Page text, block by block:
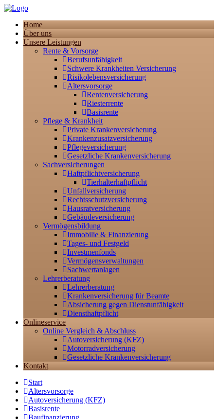
Home
Über uns
Unsere Leistungen
Rente & Vorsorge
Berufsunfähigkeit
Schwere Krankheiten Versicherung
Risikolebensversicherung
Altersvorsorge
Rentenversicherung
Riesterrente
Basisrente
Pflege & Krankheit
Private Krankenversicherung
Krankenzusatzversicherung
Pflegeversicherung
Gesetzliche Krankenversicherung
Sachversicherungen
Haftpflichtversicherung
Tierhalterhaftpflicht
Unfallversicherung
Rechtsschutzversicherung
Hausratversicherung
Gebäudeversicherung
Vermögensbildung
Immobilie & Finanzierung
Tages- und Festgeld
Investmenfonds
Vermögensverwaltungen
Sachwertanlagen
Lehrerberatung
Lehrerberatung
Krankenversicherung für Beamte
Absicherung gegen Dienstunfähigkeit
Diensthaftpflicht
Onlineservice
Online Vergleich & Abschluss
Autoversicherung (KFZ)
Motorradversicherung
Gesetzliche Krankenversicherung
Kontakt
Start
Altersvorsorge
Autoversicherung (KFZ)
Basisrente
Baufinanzierung